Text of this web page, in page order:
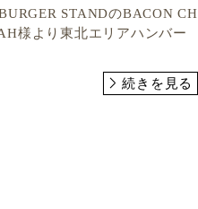
STANDのBACON CH
様より東北エリアハンバー
続きを見る